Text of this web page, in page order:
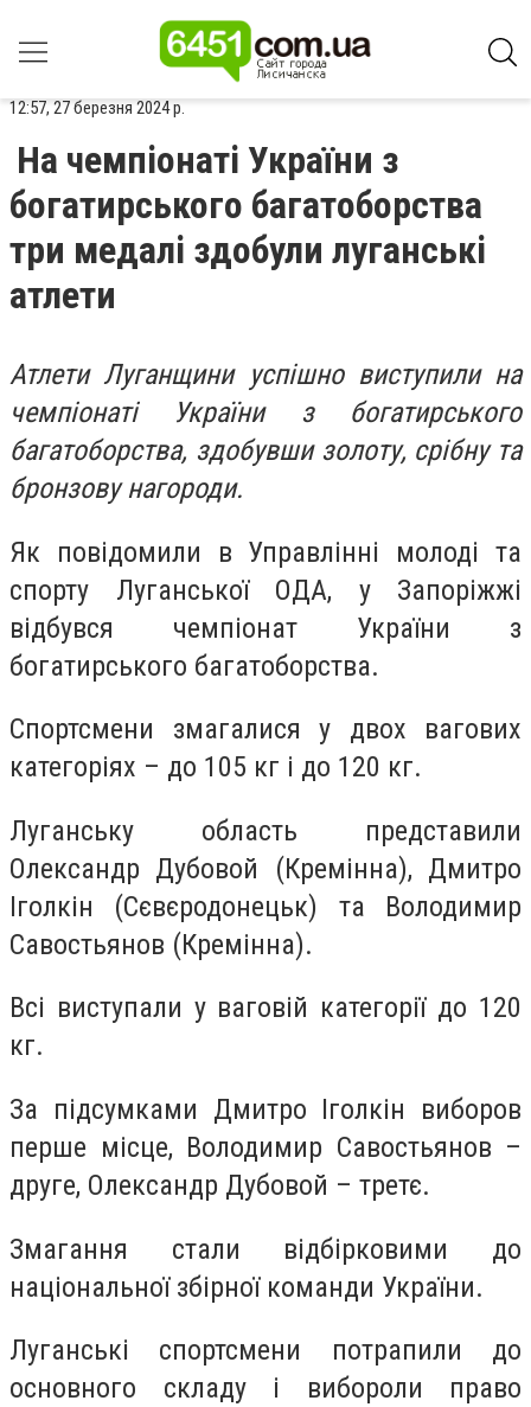
12:57, 27 березня 2024 р.
На чемпіонаті України з
богатирського багатоборства
три медалі здобули луганські
атлети
Атлети Луганщини успішно виступили на
чемпіонаті України з богатирського
багатоборства, здобувши золоту, срібну та
бронзову нагороди.
Як повідомили в Управлінні молоді та
спорту Луганської ОДА, у Запоріжжі
відбувся чемпіонат України з
богатирського багатоборства.
Спортсмени змагалися у двох вагових
категоріях – до 105 кг і до 120 кг.
Луганську область представили
Олександр Дубовой (Кремінна), Дмитро
Іголкін (Сєвєродонецьк) та Володимир
Савостьянов (Кремінна).
Всі виступали у ваговій категорії до 120
кг.
За підсумками Дмитро Іголкін виборов
перше місце, Володимир Савостьянов –
друге, Олександр Дубовой – третє.
Змагання стали відбірковими до
національної збірної команди України.
Луганські спортсмени потрапили до
основного складу і вибороли право